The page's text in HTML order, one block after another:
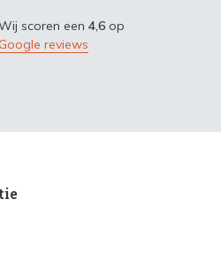
scoren een 4,6 op
Google reviews